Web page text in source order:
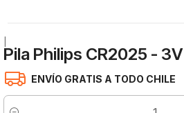
Pila Philips CR2025 - 3V
ENVÍO GRATIS A TODO CHILE